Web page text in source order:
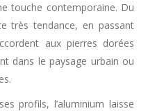
touche contemporaine. Du
très tendance, en passant
aux pierres dorées
dans le paysage urbain ou
profils, l’aluminium laisse